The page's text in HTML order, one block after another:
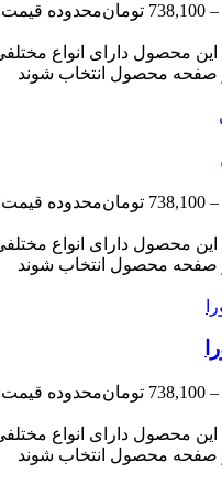
–
738,100 تومان
این محصول دارای انواع
محصول انتخاب شوند
–
738,100 تومان
این محصول دارای انواع
محصول انتخاب شوند
–
738,100 تومان
این محصول دارای انواع
محصول انتخاب شوند